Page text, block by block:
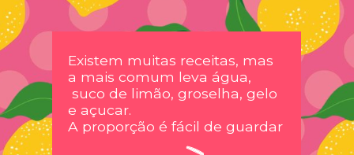
Existem muitas receitas, mas
a mais comum leva água,
suco de limão, groselha, gelo
e açucar.
A proporção é fácil de guardar